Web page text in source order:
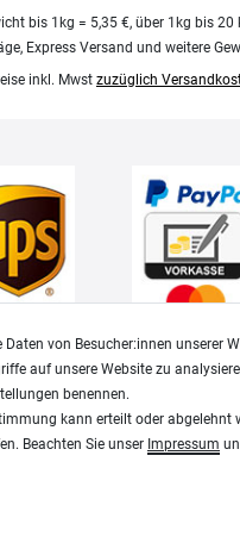
bis 1kg = 5,35 €, über 1kg bis
Express Versand und weitere
inkl. Mwst zuzüglich
von Besucher:innen unserer
auf unsere Website zu
benennen.
kann erteilt oder abgelehnt
Beachten Sie unser Impressum